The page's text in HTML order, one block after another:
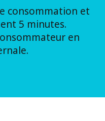
consommation et
5 minutes.
en